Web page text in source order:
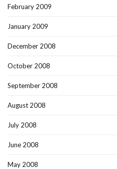
February 2009
January 2009
December 2008
October 2008
September 2008
August 2008
July 2008
June 2008
May 2008